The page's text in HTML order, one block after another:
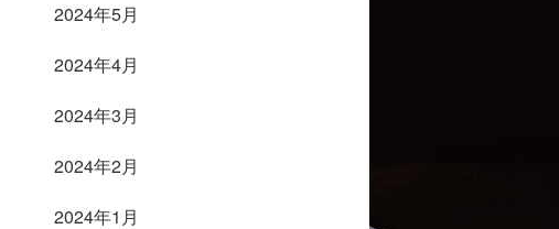
2024年5月
2024年4月
2024年3月
2024年2月
2024年1月